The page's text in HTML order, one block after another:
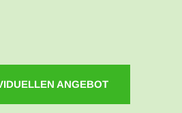
ANGEBOT